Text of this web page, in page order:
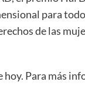
para
de las
hoy. Para más